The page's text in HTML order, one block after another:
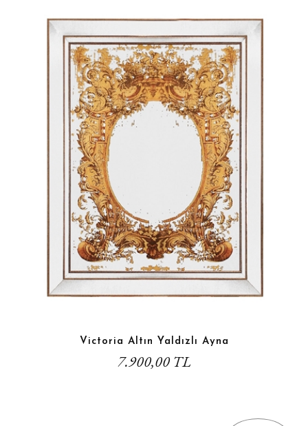
Victoria Altın Yaldızlı Ayna
7.900,00 TL